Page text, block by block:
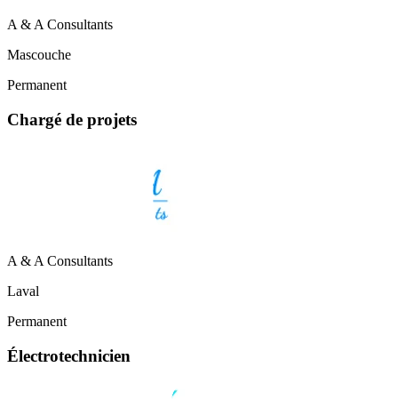
A & A Consultants
Mascouche
Permanent
Chargé de projets
A & A Consultants
Laval
Permanent
Électrotechnicien